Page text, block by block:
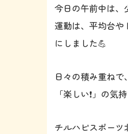
今日の午前中は、
運動は、平均台や
にしました💪
日々の積み重ね
「楽しい❗️」の
チルハピスポー